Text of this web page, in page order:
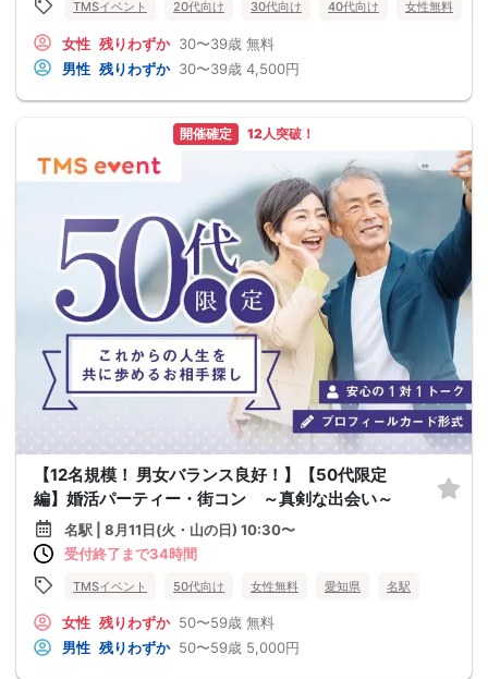
TMSイベント 20代向け 30代向け 40代向け 女性無料
女性 残りわずか 30〜39歳 無料
男性 残りわずか 30〜39歳 4,500円
開催確定 12人突破！
【12名規模！ 男女バランス良好！】【50代限定
編】婚活パーティー・街コン ～真剣な出会い～
名駅 | 8月11日(火・山の日) 10:30〜
受付終了まで34時間
TMSイベント 50代向け 女性無料 愛知県 名駅
女性 残りわずか 50〜59歳 無料
男性 残りわずか 50〜59歳 5,000円